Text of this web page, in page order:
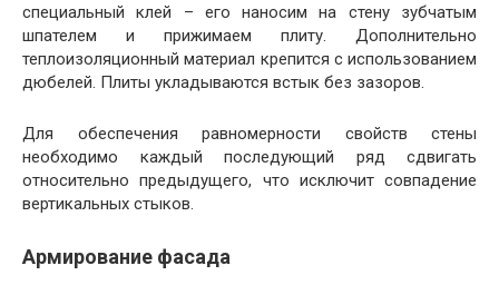
специальный клей – его наносим на стену зубчатым
шпателем и прижимаем плиту. Дополнительно
теплоизоляционный материал крепится с использованием
дюбелей. Плиты укладываются встык без зазоров.
Для обеспечения равномерности свойств стены
необходимо каждый последующий ряд сдвигать
относительно предыдущего, что исключит совпадение
вертикальных стыков.
Армирование фасада